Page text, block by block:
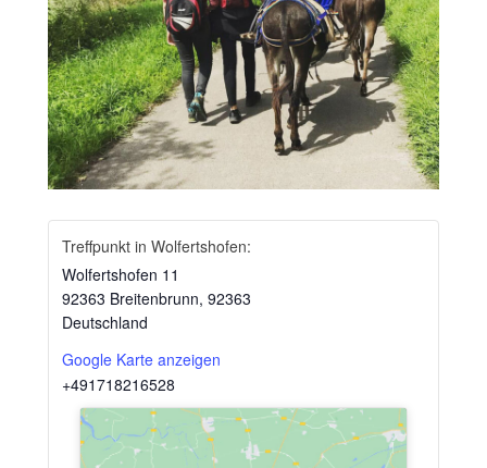
Treffpunkt in Wolfertshofen:
Wolfertshofen 11
92363 Breitenbrunn, 92363
Deutschland
Google Karte anzeigen
+491718216528